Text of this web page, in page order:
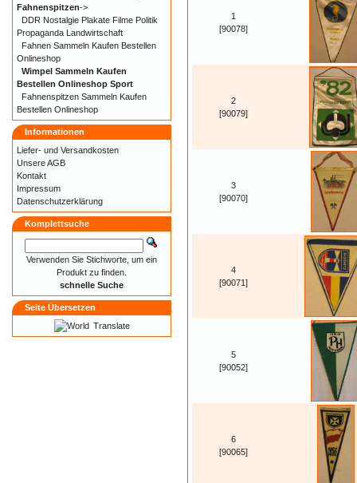
1
[90078]
2
[90079]
3
[90070]
4
[90071]
5
[90052]
6
[90065]
Fahnenspitzen->
DDR Nostalgie Plakate Filme Politik
Propaganda Landwirtschaft
Fahnen Sammeln Kaufen Bestellen
Onlineshop
Wimpel Sammeln Kaufen
Bestellen Onlineshop Sport
Fahnenspitzen Sammeln Kaufen
Bestellen Onlineshop
Informationen
Liefer- und Versandkosten
Unsere AGB
Kontakt
Impressum
Datenschutzerklärung
Komplettsuche
Verwenden Sie Stichworte, um ein
Produkt zu finden.
schnelle Suche
Seite Übersetzen
Translate